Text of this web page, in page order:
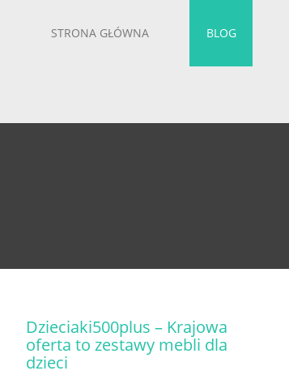
STRONA GŁÓWNA BLOG
Dzieciaki500plus – Krajowa
oferta to zestawy mebli dla
dzieci